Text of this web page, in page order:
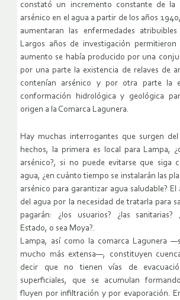
constató un incremento constante de la
arsénico en el agua a partir de los años
aumentaran las enfermedades
Largos años de investigación
aumento se había producido por una
por una parte la existencia de relaves de
contenían arsénico y por otra parte la
conformación hidrológica y geológica
origen a la Comarca Lagunera.
Hay muchas interrogantes que surgen
hechos, la primera es local para Lampa,
arsénico?, si no puede evitarse que siga
agua, ¿en cuánto tiempo se instalarán las
arsénico para garantizar agua saludable?
del agua por la necesidad de tratarla para
pagarán: ¿los usuarios? ¿las sanitarias?
Estado, o sea Moya?.
Lampa, así como la comarca Lagunera
mucho más extensa—, constituyen
decir que no tienen vías de
superficiales, que se acumulan
fluyen por infiltración y por evaporación.